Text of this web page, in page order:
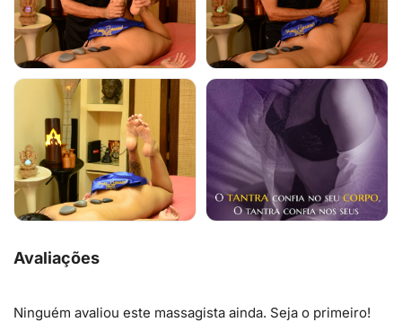
Avaliações
Ninguém avaliou este massagista ainda. Seja o primeiro!